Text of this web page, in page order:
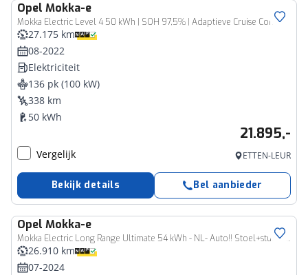
Opel Mokka-e
Mokka Electric Level 4 50 kWh | SOH 97,5% | Adaptieve Cruise Control | Camera | Apple Carplay | Dodehoekdetectie
27.175 km
08-2022
Elektriciteit
136 pk (100 kW)
338 km
50 kWh
21.895,-
Vergelijk ETTEN-LEUR
Bekijk details Bel aanbieder
Opel Mokka-e
Mokka Electric Long Range Ultimate 54 kWh - NL- Auto!! Stoel+stuurverw I Camera I Dode hoek
26.910 km
07-2024